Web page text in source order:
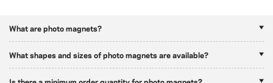
What are photo magnets?
What shapes and sizes of photo magnets are available?